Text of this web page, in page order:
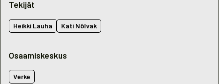
Tekijät
Heikki Lauha Kati Nõlvak
Osaamiskeskus
Verke